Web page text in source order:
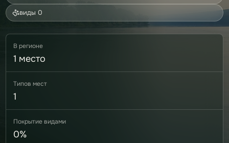
виды 0
В регионе
1 место
Типов мест
1
Покрытие видами
0%